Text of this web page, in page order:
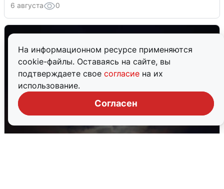
На информационном ресурсе применяются
cookie-файлы. Оставаясь на сайте, вы
подтверждаете свое согласие на их
использование.
Согласен
6 августа 0